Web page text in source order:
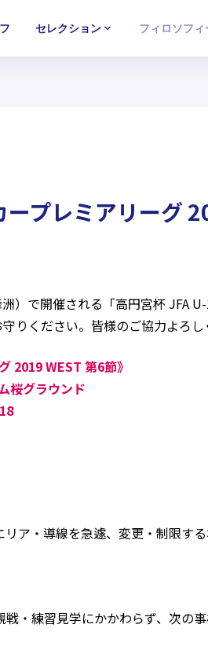
セレクション フィロソフィ
プレミアリーグ
）で開催される「高円宮杯 JFA
りください。皆様のご協力よろし
2019 WEST 第6節》
グラウンド
ア・導線を急遽、変更・制限す
・練習見学にかかわらず、次の事